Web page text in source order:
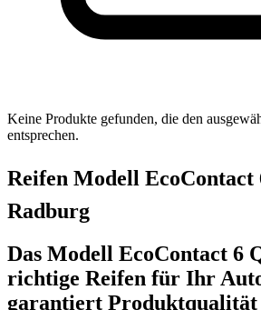
Keine Produkte gefunden, die den
entsprechen.
Reifen Modell
Radburg
Das Modell EcoContact 6
richtige Reifen für Ihr
garantiert Produktqualität